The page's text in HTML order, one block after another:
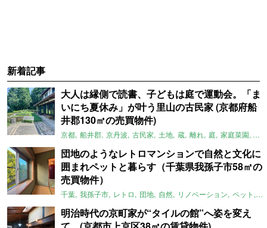
新着記事
大人は縁側で読書、子どもは庭で運動会。「ま
いにち夏休み」が叶う里山の古民家 (京都府船
井郡130㎡の売買物件)
京都 船井郡 京丹波 古民家 土地 蔵 離れ 庭 家庭菜園 倉
団地のようなレトロマンションで自然と文化に
囲まれペットと暮らす（千葉県我孫子市58㎡の
売買物件）
千葉 我孫子市 レトロ 団地 自然 リノベーション ペット
明治時代の京町家が“タイルの館”へ姿を変え